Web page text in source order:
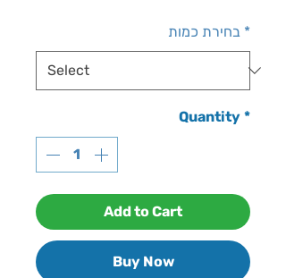
בחירת כמות *
Quantity *
Add to Cart
Buy Now